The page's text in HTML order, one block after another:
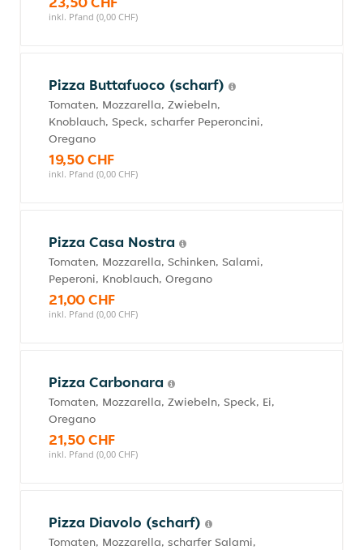
inkl. Pfand (0,00 CHF)
Pizza Buttafuoco (scharf)
Tomaten, Mozzarella, Zwiebeln,
Knoblauch, Speck, scharfer Peperoncini,
Oregano
19,50 CHF
inkl. Pfand (0,00 CHF)
Pizza Casa Nostra
Tomaten, Mozzarella, Schinken, Salami,
Peperoni, Knoblauch, Oregano
21,00 CHF
inkl. Pfand (0,00 CHF)
Pizza Carbonara
Tomaten, Mozzarella, Zwiebeln, Speck, Ei,
Oregano
21,50 CHF
inkl. Pfand (0,00 CHF)
Pizza Diavolo (scharf)
Tomaten, Mozzarella, scharfer Salami,